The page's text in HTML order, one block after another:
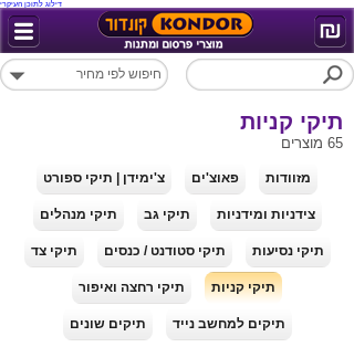
דילוג לתוכן העיקרי
תיקי קניות
65 מוצרים
מזוודות פאוצ'ים צ'ימידן | תיקי ספורט
צידניות ומידניות תיקי גב תיקי מנהלים
תיקי נסיעות תיקי סטודנט / כנסים תיקי צד
תיקי קניות תיקי רחצה ואיפור
תיקים למחשב נייד תיקים שונים